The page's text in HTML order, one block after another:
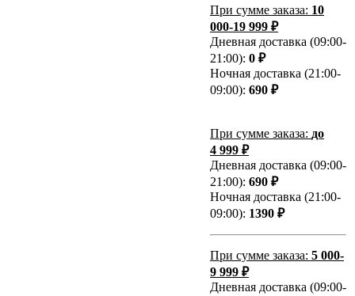
При сумме заказа: 10
000-19 999 ₽
Дневная доставка (09:00-
21:00): 0 ₽
Ночная доставка (21:00-
09:00): 690 ₽
При сумме заказа: до
4 999 ₽
Дневная доставка (09:00-
21:00): 690 ₽
Ночная доставка (21:00-
09:00): 1390 ₽
При сумме заказа: 5 000-
9 999 ₽
Дневная доставка (09:00-